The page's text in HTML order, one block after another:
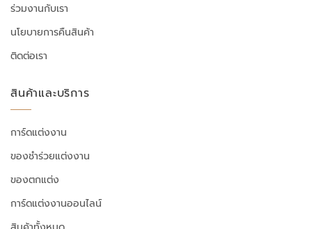
ร่วมงานกับเรา
นโยบายการคืนสินค้า
ติดต่อเรา
สินค้าและบริการ
การ์ดแต่งงาน
ของชำร่วยแต่งงาน
ของตกแต่ง
การ์ดแต่งงานออนไลน์